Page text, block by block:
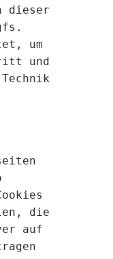
dieser
um
und
die
auf